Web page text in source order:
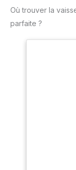
Où trouver la
parfaite ?